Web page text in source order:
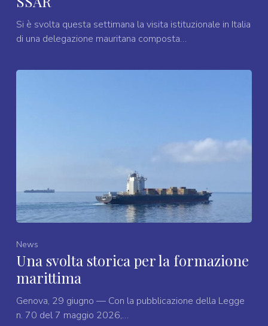
Si è svolta questa settimana la visita istituzionale in Italia
di una delegazione mauritana composta…
News
Una svolta storica per la formazione
marittima
Genova, 29 giugno — Con la pubblicazione della Legge
n. 70 del 7 maggio 2026,…